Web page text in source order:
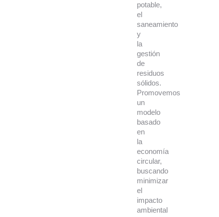
potable,
el
saneamiento
y
la
gestión
de
residuos
sólidos.
Promovemos
un
modelo
basado
en
la
economía
circular,
buscando
minimizar
el
impacto
ambiental